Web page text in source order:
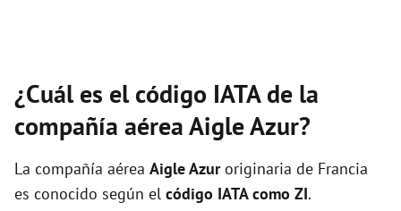
¿Cuál es el código IATA de la
compañía aérea Aigle Azur?
La compañía aérea Aigle Azuroriginaria de Francia
es conocido según el código IATA como ZI.